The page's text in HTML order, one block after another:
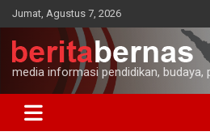
Skip
to
content
Jumat, Agustus 7, 2026
media informasi pendidikan, budaya,